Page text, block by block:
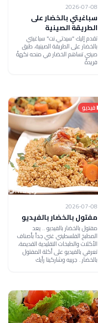
2026-07-08
سباغيتي بالخضار على
الطريقة الصينية
تقدم إليك "سيدتي.نت" سباغيتي
بالخضار على الطريقة الصينية، طبق
صيني تساهم الخضار في منحه نكهةً
فريدةً
فيديو
2026-07-08
مفتول بالخضار بالفيديو
مفتول بالخضار بالفيديو .. يعد
المطبخ الفلسطيني غني جداً بأصناف
الأكلات والطبخات التقليدية القديمة،
تعرفي بالفيديو على أكلة المفتول
بالخضار.. جربيه وشاركينا رأيك